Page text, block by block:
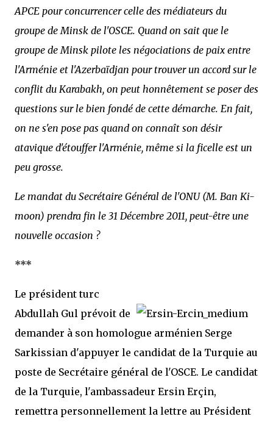
APCE pour concurrencer celle des médiateurs du
groupe de Minsk de l'OSCE. Quand on sait que le
groupe de Minsk pilote les négociations de paix entre
l'Arménie et l'Azerbaïdjan pour trouver un accord sur le
conflit du Karabakh, on peut honnêtement se poser des
questions sur le bien fondé de cette démarche. En fait,
on ne s'en pose pas quand on connaît son désir
atavique d'étouffer l'Arménie, même si la ficelle est un
peu grosse.
Le mandat du Secrétaire Général de l'ONU (M. Ban Ki-
moon) prendra fin le 31 Décembre 2011, peut-être une
nouvelle occasion ?
***
Le président turc
Abdullah Gul prévoit de
demander à son homologue arménien Serge
Sarkissian d'appuyer le candidat de la Turquie au
poste de Secrétaire général de l'OSCE. Le candidat
de la Turquie, l'ambassadeur Ersin Erçin,
remettra personnellement la lettre au Président